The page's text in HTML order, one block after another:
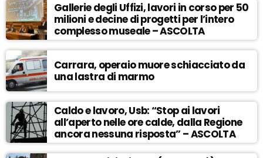
Gallerie degli Uffizi, lavori in corso per 50
milioni e decine di progetti per l’intero
complesso museale – ASCOLTA
Carrara, operaio muore schiacciato da
una lastra di marmo
Caldo e lavoro, Usb: “Stop ai lavori
all’aperto nelle ore calde, dalla Regione
ancora nessuna risposta” – ASCOLTA